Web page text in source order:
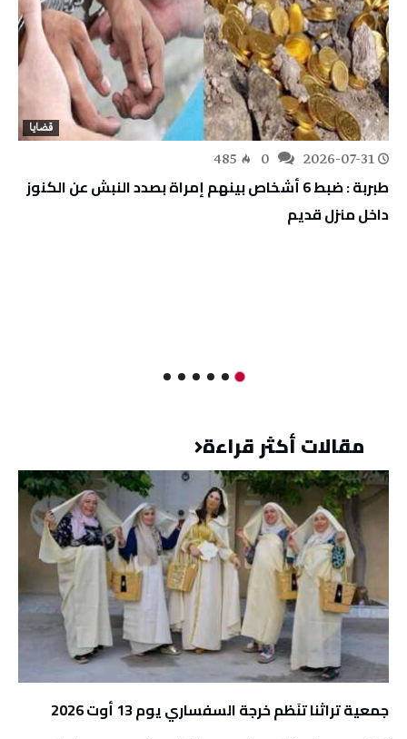
قضايا
2026-07-31
485
طبربة : ضبط 6 أشخاص بينهم إمراة بصدد النبش عن الكنوز
داخل منزل قديم
مقالات أكثر قراءة
جمعية تراثنا تنَظم خرجة السفساري يوم 13 أوت 2026